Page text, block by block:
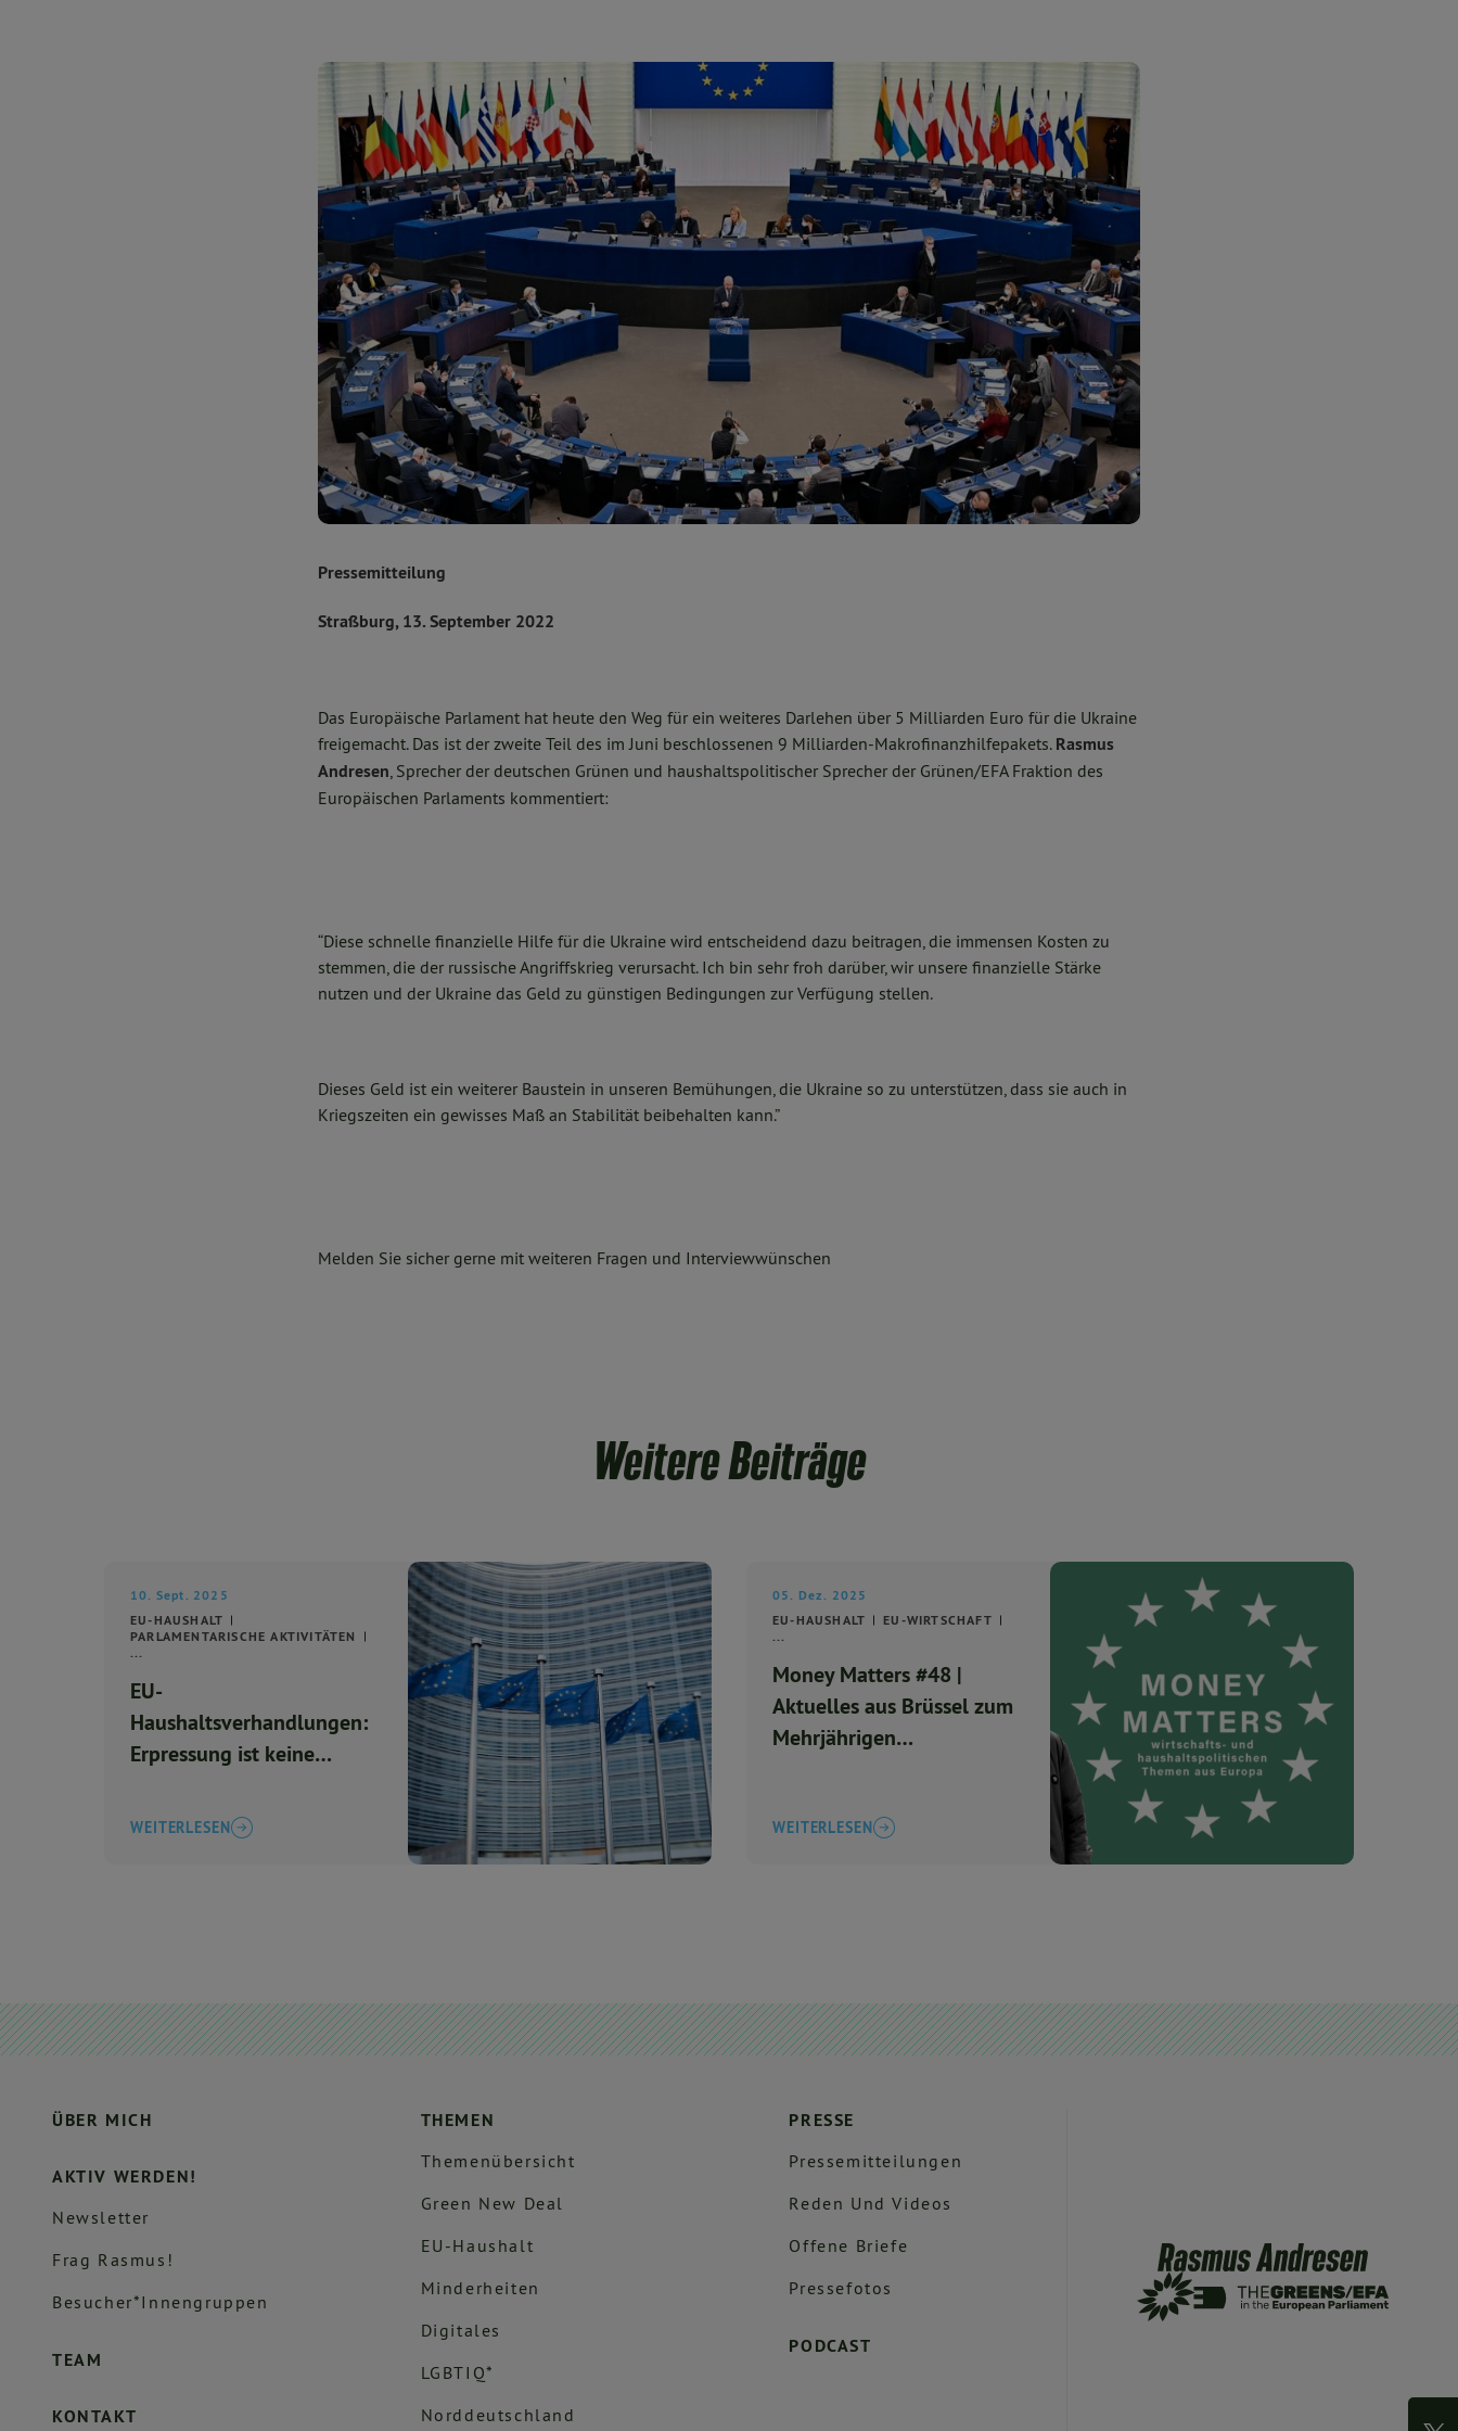
Pressemitteilung
Straßburg, 13. September 2022
Das Europäische Parlament hat heute den Weg für ein weiteres Darlehen über 5 Milliarden Euro für die Ukraine
freigemacht. Das ist der zweite Teil des im Juni beschlossenen 9 Milliarden-Makrofinanzhilfepakets. Rasmus
Andresen , Sprecher der deutschen Grünen und haushaltspolitischer Sprecher der Grünen/EFA Fraktion des
Europäischen Parlaments kommentiert:
“Diese schnelle finanzielle Hilfe für die Ukraine wird entscheidend dazu beitragen, die immensen Kosten zu
stemmen, die der russische Angriffskrieg verursacht. Ich bin sehr froh darüber, wir unsere finanzielle Stärke
nutzen und der Ukraine das Geld zu günstigen Bedingungen zur Verfügung stellen.
Dieses Geld ist ein weiterer Baustein in unseren Bemühungen, die Ukraine so zu unterstützen, dass sie auch in
Kriegszeiten ein gewisses Maß an Stabilität beibehalten kann.”
Melden Sie sicher gerne mit weiteren Fragen und Interviewwünschen
Weitere Beiträge
10. Sept. 2025
EU-HAUSHALT
PARLAMENTARISCHE AKTIVITÄTEN
...
EU-
Haushaltsverhandlungen:
Erpressung ist keine
WEITERLESEN
05. Dez. 2025
EU-HAUSHALT
EU-WIRTSCHAFT
...
Money Matters #48 |
Aktuelles aus Brüssel zum
Mehrjährigen
WEITERLESEN
ÜBER MICH
AKTIV WERDEN!
Newsletter
Frag Rasmus!
Besucher*innengruppen
TEAM
KONTAKT
THEMEN
Themenübersicht
Green New Deal
EU-Haushalt
Minderheiten
Digitales
LGBTIQ*
Norddeutschland
PRESSE
Pressemitteilungen
Reden Und Videos
Offene Briefe
Pressefotos
PODCAST